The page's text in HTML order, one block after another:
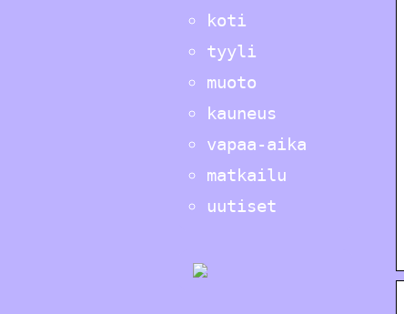
koti
tyyli
muoto
kauneus
vapaa-aika
matkailu
uutiset